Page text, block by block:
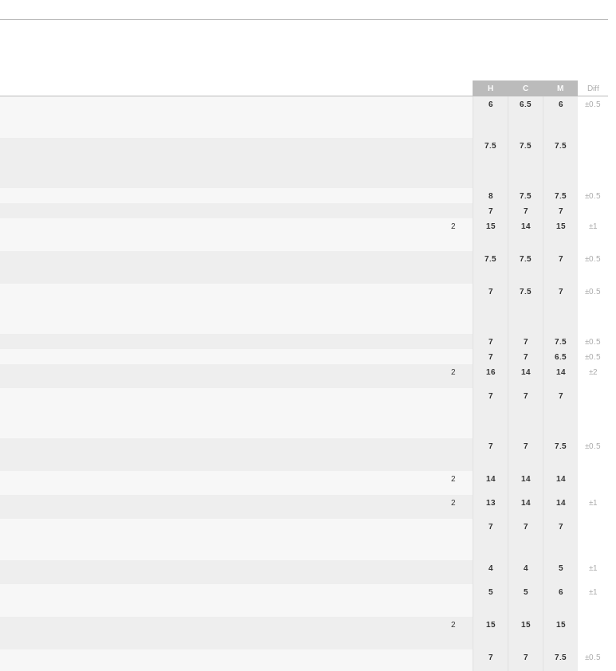
H C M
Diff
6 6.5 6 ±0.5
7.5 7.5 7.5
8 7.5 7.5
±0.5
7 7
7
2 15 14 15 ±1
7.5 7.5 7 ±0.5
7 7.5 7 ±0.5
7 7 7.5
±0.5
7 7 6.5
±0.5
2 16 14 14 ±2
7 7 7
7 7 7.5 ±0.5
2 14 14 14
2 13 14 14 ±1
7 7 7
4 4 5 ±1
5 5 6 ±1
2 15 15 15
7 7 7.5 ±0.5